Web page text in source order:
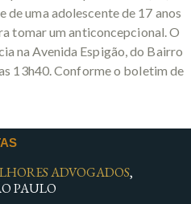
de uma adolescente de 17 anos
tomar um anticoncepcional. O
na Avenida Espigão, do Bairro
13h40. Conforme o boletim de
ADVOGADOS,
PAULO